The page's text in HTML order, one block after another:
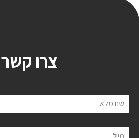
צרו קשר
שם מלא
מייל